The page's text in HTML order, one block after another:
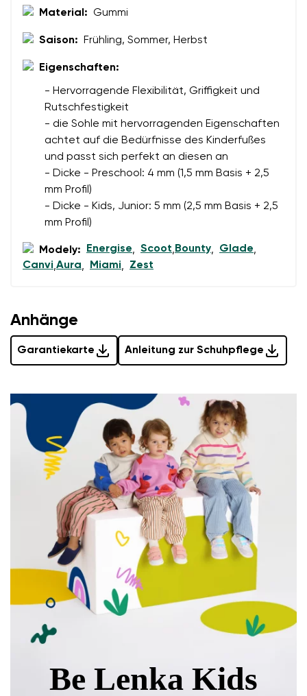
Sprache auswählen
Material: Gummi
Saison: Frühling, Sommer, Herbst
Eigenschaften:
- Hervorragende Flexibilität, Griffigkeit und
Rutschfestigkeit
- die Sohle mit hervorragenden Eigenschaften
achtet auf die Bedürfnisse des Kinderfußes
und passt sich perfekt an diesen an
- Dicke - Preschool: 4 mm (1,5 mm Basis + 2,5
mm Profil)
- Dicke - Kids, Junior: 5 mm (2,5 mm Basis + 2,5
mm Profil)
Modely: Energise, Scoot, Bounty, Glade,
Canvi,Aura, Miami, Zest
Anhänge
Garantiekarte Anleitung zur Schuhpflege
Be Lenka Kids
Ich bin mit der Verarbeitung der eingegebenen
personenbezogenen Daten im Sinne vondieser
Bedingungen
einverstanden.
Textbewertung
Bewertung
Ich bin mit der Verarbeitung der eingegebenen
Bedingungen